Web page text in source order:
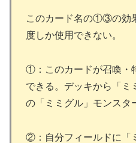
このカード名の①③の効
度しか使用できない。
①：このカードが召喚・
できる。デッキから「ミ
の「ミミグル」モンスタ
②：自分フィールドに「